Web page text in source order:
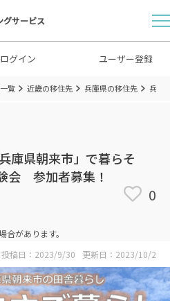
グサービス
ログイン ユーザー登録
覧 近畿の移住先 兵庫県の移住先 兵庫
庫県朝来市」で暮らそ
会 参加者募集！
0
があります。
投稿日：2023/9/30
更新日：2023/10/2